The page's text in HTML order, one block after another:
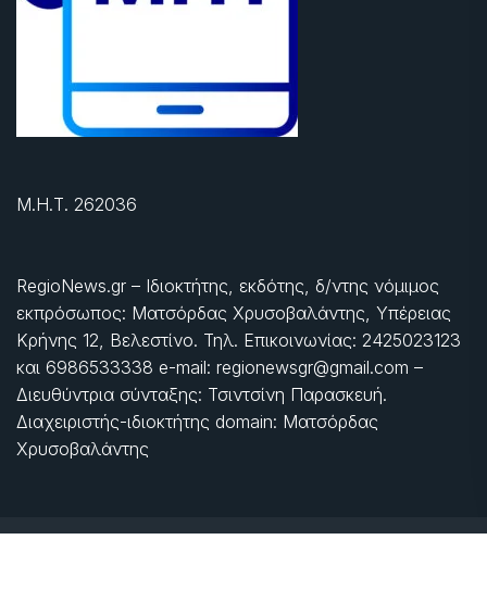
Μ.Η.Τ. 262036
RegioNews.gr – Ιδιοκτήτης, εκδότης, δ/ντης νόμιμος
εκπρόσωπος: Ματσόρδας Χρυσοβαλάντης, Υπέρειας
Κρήνης 12, Βελεστίνο. Τηλ. Επικοινωνίας: 2425023123
και 6986533338 e-mail: regionewsgr@gmail.com –
Διευθύντρια σύνταξης: Τσιντσίνη Παρασκευή.
Διαχειριστής-ιδιοκτήτης domain: Ματσόρδας
Χρυσοβαλάντης